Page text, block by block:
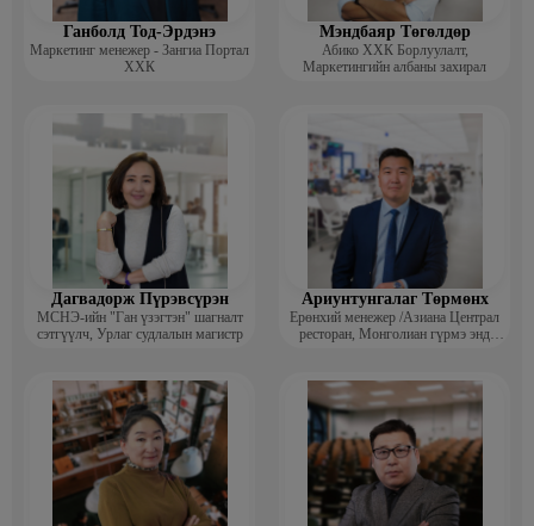
Ганболд Тод-Эрдэнэ
Маркетинг менежер - Зангиа Портал
ХХК
Мэндбаяр Төгөлдөр
Абико ХХК Борлуулалт,
Маркетингийн албаны захирал
Дагвадорж Пүрэвсүрэн
МСНЭ-ийн "Ган үзэгтэн" шагналт
сэтгүүлч, Урлаг судлалын магистр
Ариунтунгалаг Төрмөнх
Ерөнхий менежер /Азиана Централ
ресторан, Монголиан гүрмэ энд